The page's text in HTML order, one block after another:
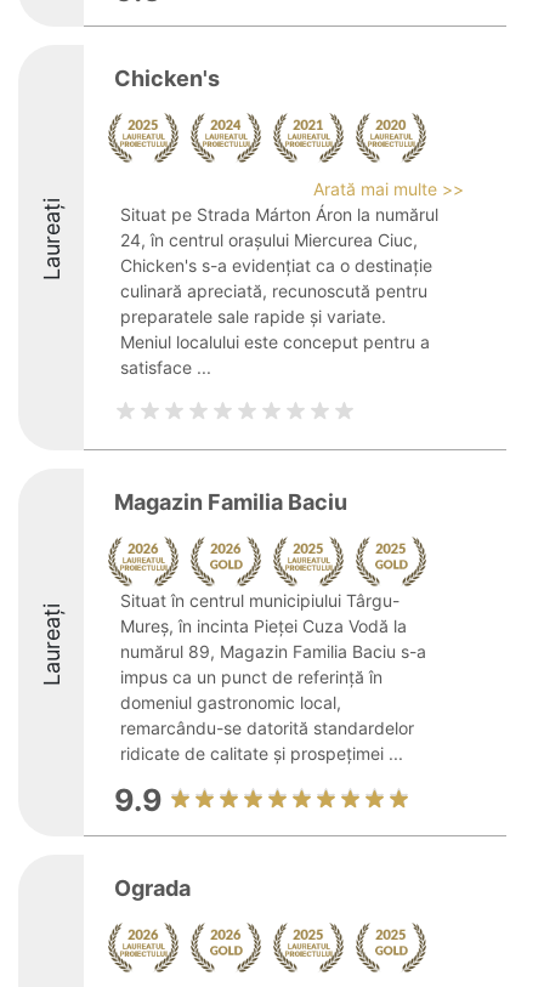
Laureați
Chicken's
Arată mai multe >>
Situat pe Strada Márton Áron la numărul
24, în centrul orașului Miercurea Ciuc,
Chicken's s-a evidențiat ca o destinație
culinară apreciată, recunoscută pentru
preparatele sale rapide și variate.
Meniul localului este conceput pentru a
satisface ...
Laureați
Magazin Familia Baciu
Situat în centrul municipiului Târgu-
Mureș, în incinta Pieței Cuza Vodă la
numărul 89, Magazin Familia Baciu s-a
impus ca un punct de referință în
domeniul gastronomic local,
remarcându-se datorită standardelor
ridicate de calitate și prospețimei ...
9.9
Ograda